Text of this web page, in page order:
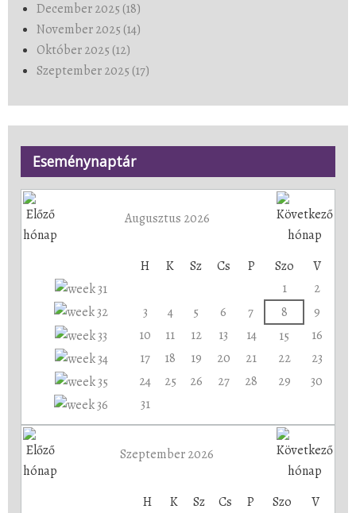
December 2025 (18)
November 2025 (14)
Október 2025 (12)
Szeptember 2025 (17)
Eseménynaptár
Augusztus 2026
H K Sz Cs P Szo
V
1
2
3
4 5 6 7 8
9
10
11 12 13 14 15
16
17
18 19 20 21 22
23
24
25 26 27 28 29
30
31
Szeptember 2026
H K Sz Cs P Szo
V